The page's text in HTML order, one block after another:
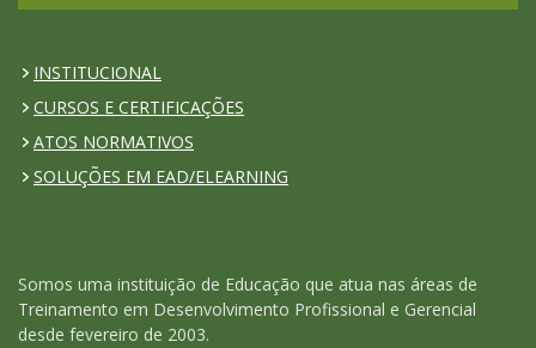
INSTITUCIONAL
CURSOS E CERTIFICAÇÕES
ATOS NORMATIVOS
SOLUÇÕES EM EAD/ELEARNING
Somos uma instituição de Educação que atua nas áreas de
Treinamento em Desenvolvimento Profissional e Gerencial
desde fevereiro de 2003.